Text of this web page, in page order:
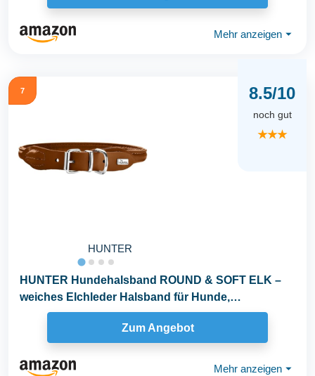
Mehr anzeigen ⏷
7
HUNTER
8.5/10
noch gut
★★★
HUNTER Hundehalsband ROUND & SOFT ELK –
weiches Elchleder Halsband für Hunde,
fellschonend...
Zum Angebot
Mehr anzeigen ⏷